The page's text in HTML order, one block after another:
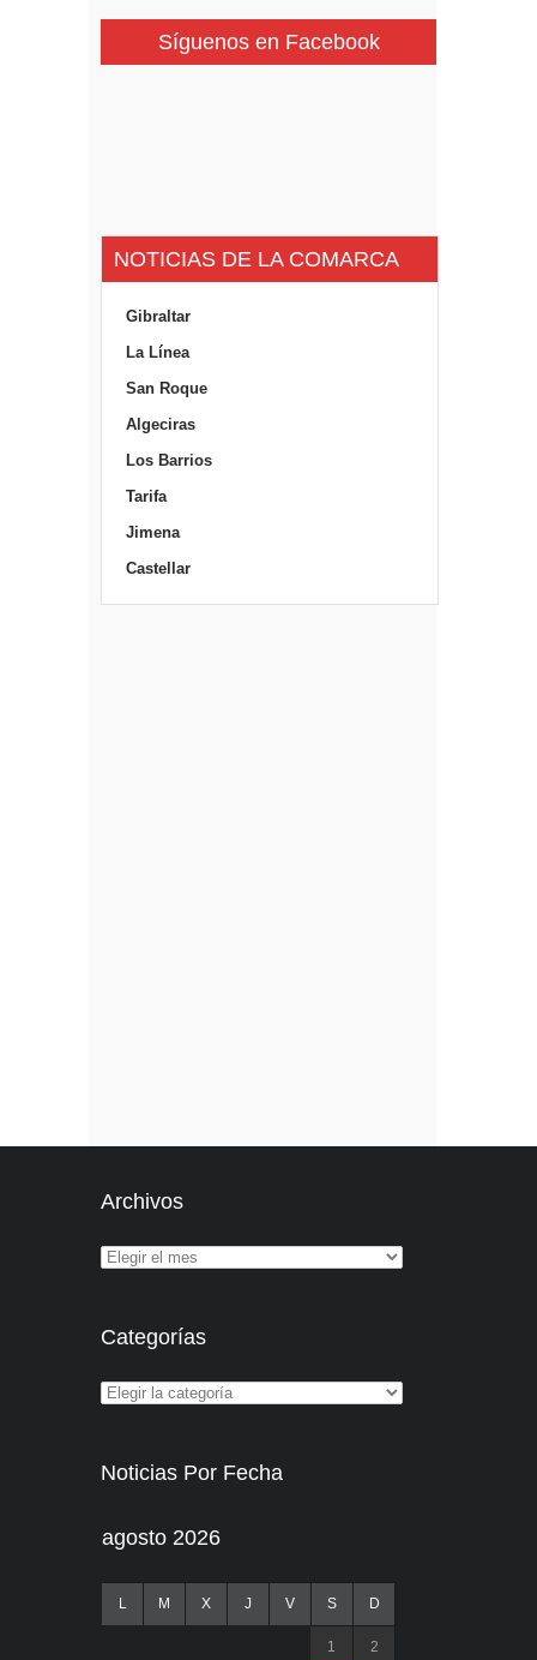
Síguenos en Facebook
NOTICIAS DE LA COMARCA
Gibraltar
La Línea
San Roque
Algeciras
Los Barrios
Tarifa
Jimena
Castellar
Archivos
Categorías
Noticias Por Fecha
agosto 2026
L M X J V S D
1 2